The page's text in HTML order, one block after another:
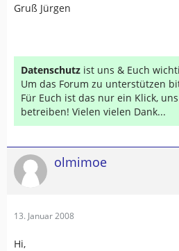
Gruß Jürgen
Datenschutz ist uns & Euch
Um das Forum zu unterstützen
Für Euch ist das nur ein Klick,
betreiben! Vielen vielen Dank...
olmimoe
13. Januar 2008
Hi,